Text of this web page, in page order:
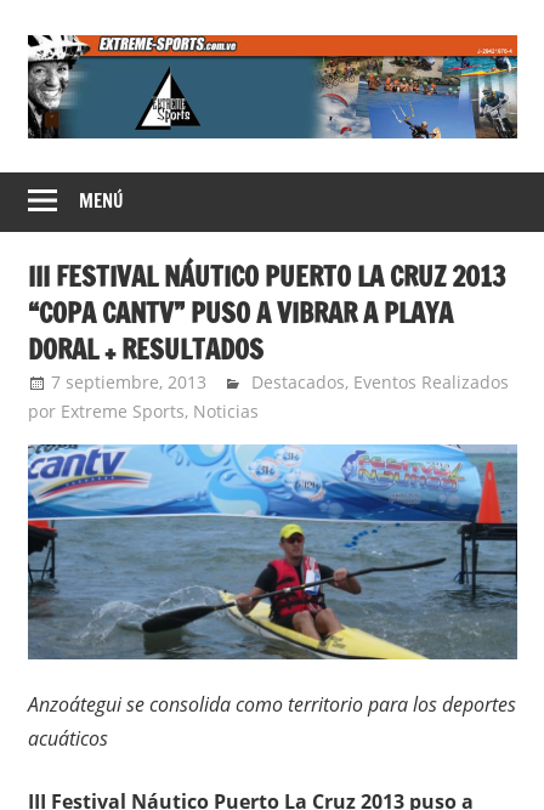
contenido
Extreme
Sports
MENÚ
III FESTIVAL NÁUTICO PUERTO LA CRUZ 2013
“COPA CANTV” PUSO A VIBRAR A PLAYA
DORAL + RESULTADOS
7 septiembre, 2013 admin
Destacados, Eventos Realizados
por Extreme Sports, Noticias
Anzoátegui se consolida como territorio para los deportes
acuáticos
III Festival Náutico Puerto La Cruz 2013 puso a